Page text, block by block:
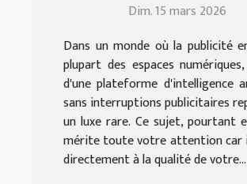
elle votre expérience
Dim. 15 mars 2026
Dans un monde où la publicité
plupart des espaces
d'une plateforme d'intelligence
sans interruptions publicitaires
un luxe rare. Ce sujet, pourtant
mérite toute votre attention car
directement à la qualité de votre...